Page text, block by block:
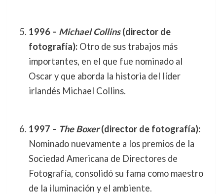
1996 – Michael Collins(director de
fotografía):Otro de sus trabajos más
importantes, en el que fue nominado al
Oscar y que aborda la historia del líder
irlandés Michael Collins.
1997 – The Boxer(director de fotografía):
Nominado nuevamente a los premios de la
Sociedad Americana de Directores de
Fotografía, consolidó su fama como maestro
de la iluminación y el ambiente.